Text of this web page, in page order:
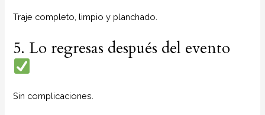
Traje completo, limpio y planchado.
5. Lo regresas después del evento
Sin complicaciones.